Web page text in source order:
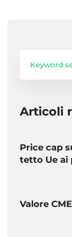
for:
Articoli
Price cap
tetto Ue ai
Valore